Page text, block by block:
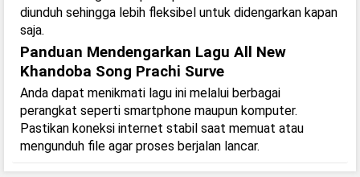
diunduh sehingga lebih fleksibel untuk didengarkan kapan
saja.
Panduan Mendengarkan Lagu All New
Khandoba Song Prachi Surve
Anda dapat menikmati lagu ini melalui berbagai
perangkat seperti smartphone maupun komputer.
Pastikan koneksi internet stabil saat memuat atau
mengunduh file agar proses berjalan lancar.